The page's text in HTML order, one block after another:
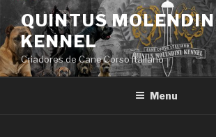
Saltar
para
o
conteúdo
QUINTUS
KENNEL
Criadores de Cane Corso Italiano
Menu